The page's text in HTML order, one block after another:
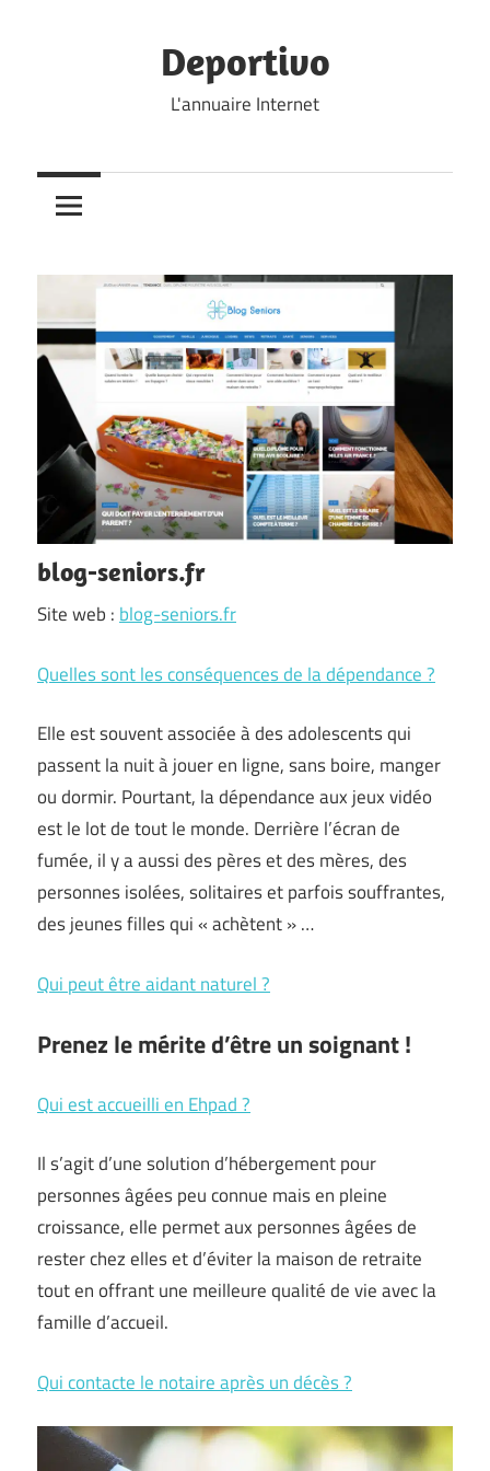
Deportivo
L'annuaire Internet
blog-seniors.fr
Site web : blog-seniors.fr
Quelles sont les conséquences de la dépendance ?
Elle est souvent associée à des adolescents qui
passent la nuit à jouer en ligne, sans boire, manger
ou dormir. Pourtant, la dépendance aux jeux vidéo
est le lot de tout le monde. Derrière l’écran de
fumée, il y a aussi des pères et des mères, des
personnes isolées, solitaires et parfois souffrantes,
des jeunes filles qui « achètent » …
Qui peut être aidant naturel ?
Prenez le mérite d’être un soignant !
Qui est accueilli en Ehpad ?
Il s’agit d’une solution d’hébergement pour
personnes âgées peu connue mais en pleine
croissance, elle permet aux personnes âgées de
rester chez elles et d’éviter la maison de retraite
tout en offrant une meilleure qualité de vie avec la
famille d’accueil.
Qui contacte le notaire après un décès ?